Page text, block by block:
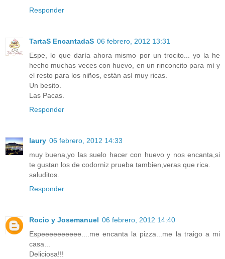
Responder
TartaS EncantadaS 06 febrero, 2012 13:31
Espe, lo que daría ahora mismo por un trocito... yo la he
hecho muchas veces con huevo, en un rinconcito para mí y
el resto para los niños, están así muy ricas.
Un besito.
Las Pacas.
Responder
laury 06 febrero, 2012 14:33
muy buena,yo las suelo hacer con huevo y nos encanta,si
te gustan los de codorniz prueba tambien,veras que rica.
saluditos.
Responder
Rocio y Josemanuel 06 febrero, 2012 14:40
Espeeeeeeeeee....me encanta la pizza...me la traigo a mi
casa...
Deliciosa!!!